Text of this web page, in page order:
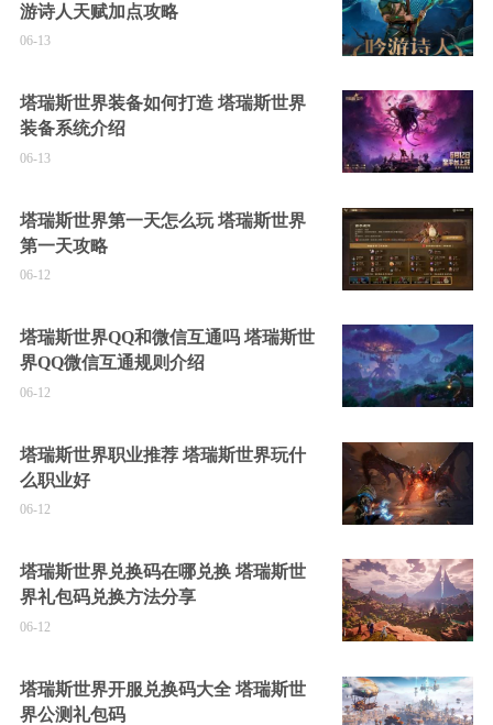
游诗人天赋加点攻略
06-13
塔瑞斯世界装备如何打造 塔瑞斯世界
装备系统介绍
06-13
塔瑞斯世界第一天怎么玩 塔瑞斯世界
第一天攻略
06-12
塔瑞斯世界QQ和微信互通吗 塔瑞斯世
界QQ微信互通规则介绍
06-12
塔瑞斯世界职业推荐 塔瑞斯世界玩什
么职业好
06-12
塔瑞斯世界兑换码在哪兑换 塔瑞斯世
界礼包码兑换方法分享
06-12
塔瑞斯世界开服兑换码大全 塔瑞斯世
界公测礼包码